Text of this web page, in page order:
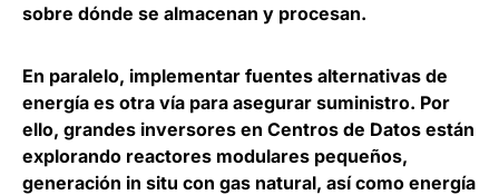
sobre dónde se almacenan y procesan.
En paralelo, implementar fuentes alternativas de
energía es otra vía para asegurar suministro. Por
ello, grandes inversores en Centros de Datos están
explorando reactores modulares pequeños,
generación in situ con gas natural, así como energía